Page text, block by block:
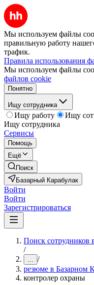
Мы используем файлы
правильную работу
трафик.
Правила использования
Мы используем файлы
файлов cookie
Понятно
Ищу сотрудника
Ищу работу
Ищу
Ищу сотрудника
Сервисы
Помощь
Ещё
Поиск
Базарный Карабулак
Войти
Войти
Зарегистрироваться
Поиск сотрудников
/
... /
резюме в Базарном
контролер охраны